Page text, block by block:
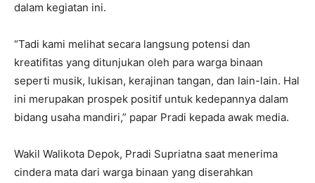
dalam kegiatan ini.
“Tadi kami melihat secara langsung potensi dan
kreatifitas yang ditunjukan oleh para warga binaan
seperti musik, lukisan, kerajinan tangan, dan lain-lain. Hal
ini merupakan prospek positif untuk kedepannya dalam
bidang usaha mandiri,” papar Pradi kepada awak media.
Wakil Walikota Depok, Pradi Supriatna saat menerima
cindera mata dari warga binaan yang diserahkan